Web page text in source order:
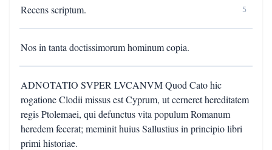
Recens scriptum. 5
Nos in tanta doctissimorum hominum copia.
ADNOTATIO SVPER LVCANVM Quod Cato hic
rogatione Clodii missus est Cyprum, ut cerneret hereditatem
regis Ptolemaei, qui defunctus vita populum Romanum
heredem fecerat; meminit huius Sallustius in principio libri
primi historiae.